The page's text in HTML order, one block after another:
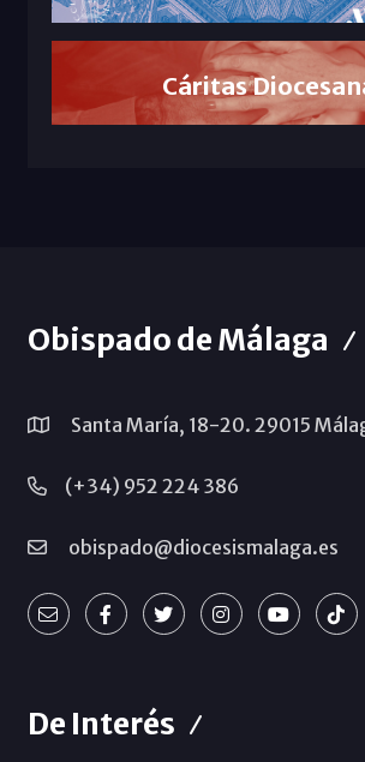
Cáritas
Obispado de Málaga
Santa María, 18-20. 29015
(+34) 952 224 386
obispado@diocesismalaga.es
De Interés